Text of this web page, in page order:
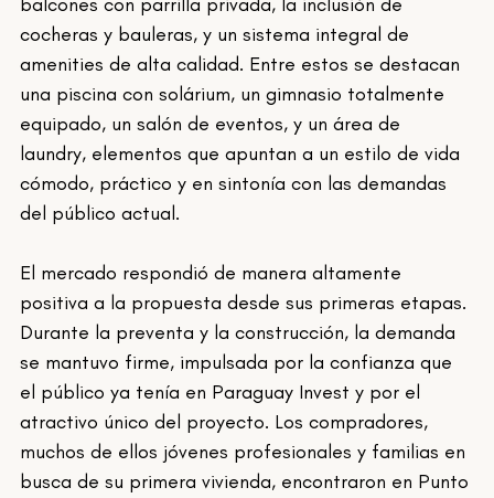
cocheras y bauleras, y un sistema integral de
amenities de alta calidad. Entre estos se destacan
una piscina con solárium, un gimnasio totalmente
equipado, un salón de eventos, y un área de
laundry, elementos que apuntan a un estilo de vida
cómodo, práctico y en sintonía con las demandas
del público actual.
El mercado respondió de manera altamente
positiva a la propuesta desde sus primeras etapas.
Durante la preventa y la construcción, la demanda
se mantuvo firme, impulsada por la confianza que
el público ya tenía en Paraguay Invest y por el
atractivo único del proyecto. Los compradores,
muchos de ellos jóvenes profesionales y familias en
busca de su primera vivienda, encontraron en Punto